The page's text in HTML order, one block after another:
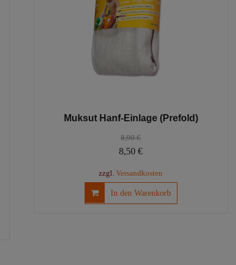
Muksut Hanf-Einlage (Prefold)
8,90€
Ursprünglicher
war:
8,90 €
8,50€Aktueller
ist:
8,50 €.
zzgl.Versandkosten
In den Warenkorb